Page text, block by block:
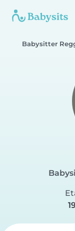
Babysitter